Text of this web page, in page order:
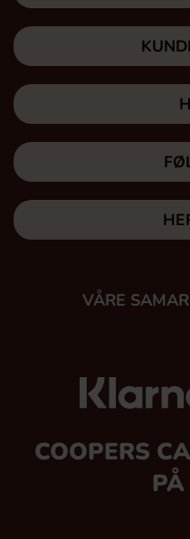
VÅRE
COOPERS